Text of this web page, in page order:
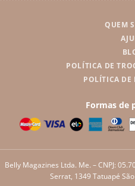
Formas de
QUEM
POLÍTICA DE
POLÍTICA DE
Belly Magazines Ltda. Me. – CNPJ:
Serrat, 1349 Tatuapé